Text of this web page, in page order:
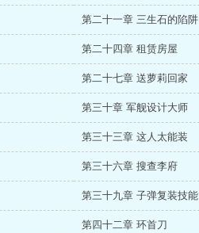
第二十一章 三生石的陷阱
第二十四章 租赁房屋
第二十七章 送萝莉回家
第三十章 军舰设计大师
第三十三章 这人太能装
第三十六章 搜查李府
第三十九章 子弹复装技能
第四十二章 环首刀